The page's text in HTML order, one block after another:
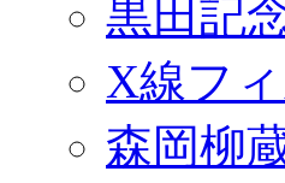
黒田記
X線フ
森岡柳